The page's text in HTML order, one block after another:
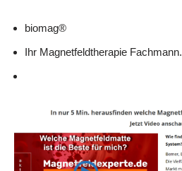
biomag®
Ihr Magnetfeldtherapie Fachmann.